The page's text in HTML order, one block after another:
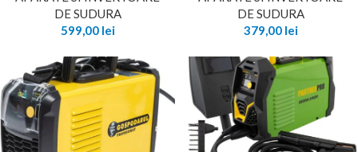
DE SUDURA
599,00 lei
DE SUDURA
379,00 lei